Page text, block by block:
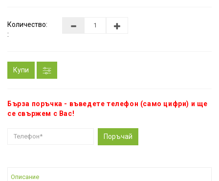
Количество:
:
Купи
Бърза поръчка - въведете телефон (само цифри) и ще
се свържем с Вас!
Поръчай
Описание